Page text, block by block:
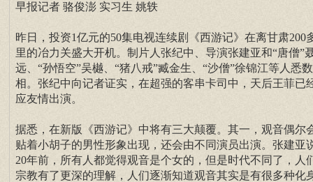
早报记者 骆俊澎 实习生 姚轶
昨日，投资1亿元的50集电视连续剧《西游记》在离甘肃200
里的冶力关盛大开机。制片人张纪中、导演张建亚和“唐僧”
远、“孙悟空”吴樾、“猪八戒”臧金生、“沙僧”徐锦江等人悉
相。张纪中向记者证实，在超强的客串卡司中，天后王菲已
应友情出演。
据悉，在新版《西游记》中将有三大颠覆。其一，观音偶尔
贴着小胡子的男性形象出现，还会由不同演员出演。张建亚
20年前，所有人都觉得观音是个女的，但是时代不同了，人
宗教有了更深的理解，人们逐渐知道观音其实是有很多种化